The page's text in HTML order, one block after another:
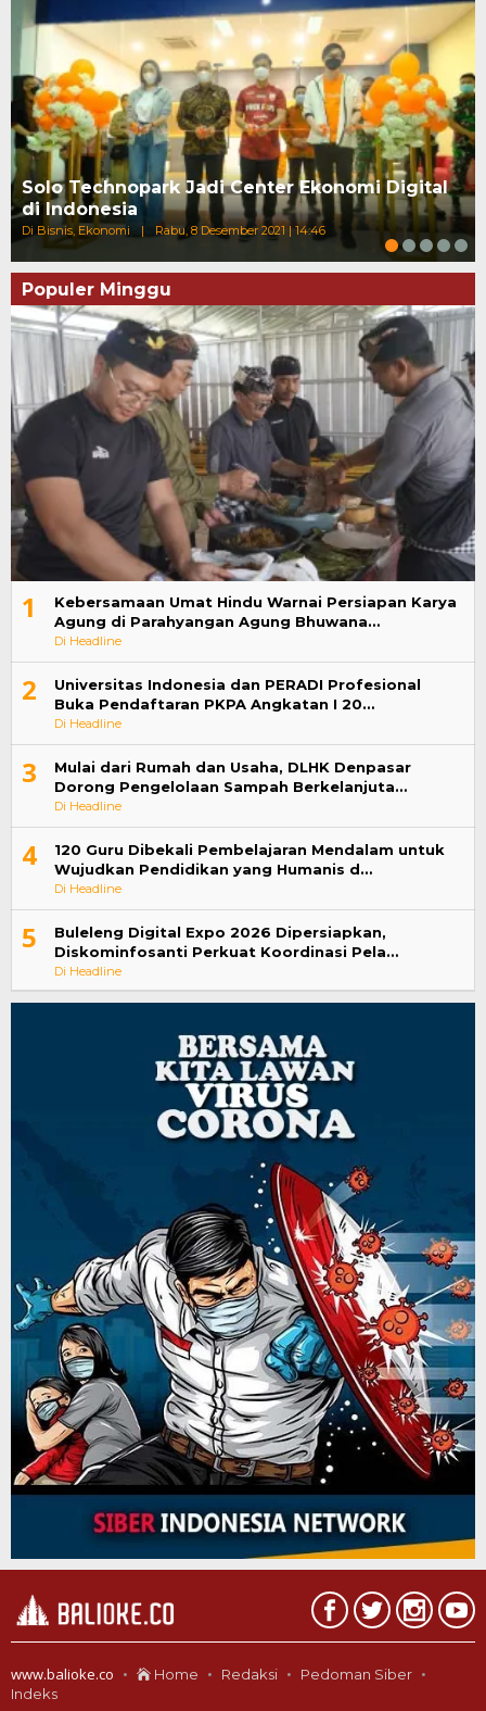
Solo Technopark Jadi Center Ekonomi Digital
di Indonesia
Di Bisnis, Ekonomi | Rabu, 8 Desember 2021 | 14:46
Populer Minggu
1
Kebersamaan Umat Hindu Warnai Persiapan Karya
Agung di Parahyangan Agung Bhuwana…
Di Headline
2
Universitas Indonesia dan PERADI Profesional
Buka Pendaftaran PKPA Angkatan I 20…
Di Headline
3
Mulai dari Rumah dan Usaha, DLHK Denpasar
Dorong Pengelolaan Sampah Berkelanjuta…
Di Headline
4
120 Guru Dibekali Pembelajaran Mendalam untuk
Wujudkan Pendidikan yang Humanis d…
Di Headline
5
Buleleng Digital Expo 2026 Dipersiapkan,
Diskominfosanti Perkuat Koordinasi Pela…
Di Headline
www.balioke.co Home Redaksi
Pedoman Siber
Indeks